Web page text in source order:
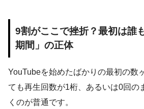
9割がここで挫折？最初は誰
期間」の正体
YouTubeを始めたばかりの最初の数
ても再生回数が1桁、あるいは0回の
くのが普通です。